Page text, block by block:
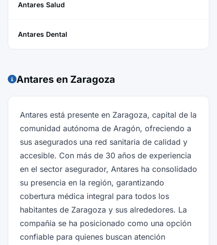
Antares Salud
Antares Dental
Antares en Zaragoza
Antares está presente en Zaragoza, capital de la
comunidad autónoma de Aragón, ofreciendo a
sus asegurados una red sanitaria de calidad y
accesible. Con más de 30 años de experiencia
en el sector asegurador, Antares ha consolidado
su presencia en la región, garantizando
cobertura médica integral para todos los
habitantes de Zaragoza y sus alrededores. La
compañía se ha posicionado como una opción
confiable para quienes buscan atención